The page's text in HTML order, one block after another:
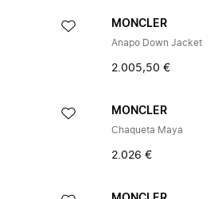
MONCLER
Anapo Down Jacket
2.005,50 €
MONCLER
Chaqueta Maya
2.026 €